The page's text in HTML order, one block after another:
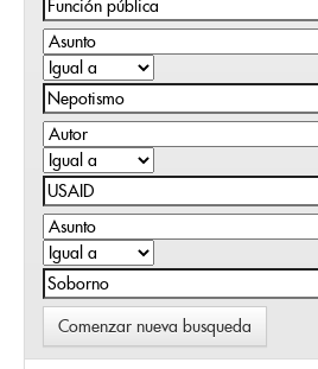
Comenzar nueva busqueda